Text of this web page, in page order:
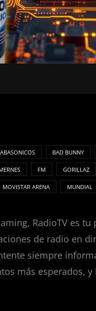
BAD BUNNY
FM GORILLAZ
MOVISTAR ARENA MUNDIAL
RadioTV es
de radio en
siempre
más esperados,